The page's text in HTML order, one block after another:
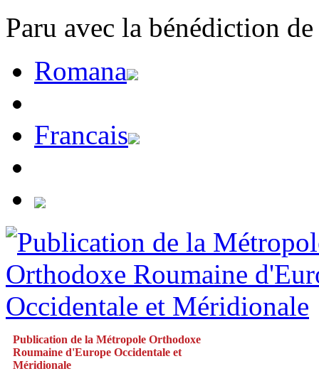
Paru avec la bénédiction
Romana
Francais
Publication de la Métropole Orthodoxe
Roumaine d'Europe Occidentale et
Méridionale